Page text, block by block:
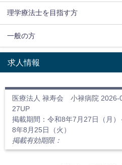
理学療法士を目指す方
一般の方
求人情報
医療法人 禄寿会 小禄病院 2026-
27UP
掲載期間：令和8年7月27日（月）
8年8月25日（火）
掲載有効期限：